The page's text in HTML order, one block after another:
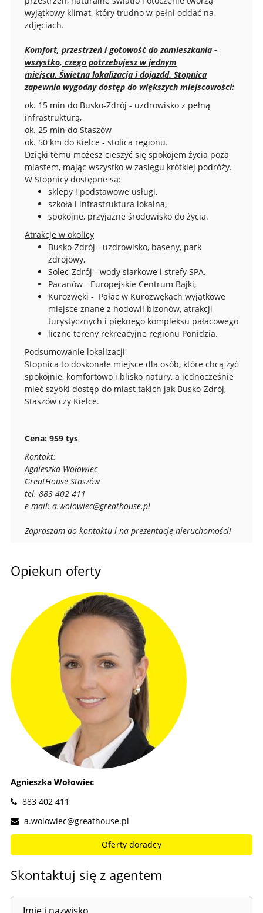
wyjątkowy klimat, który trudno w pełni oddać na
zdjęciach.
Komfort, przestrzeń i gotowość do zamieszkania -
wszystko, czego potrzebujesz w jednym
miejscu. Świetna lokalizacja i dojazdd. Stopnica
zapewnia wygodny dostęp do większych miejscowości:
ok. 15 min do Busko-Zdrój - uzdrowisko z pełną
infrastrukturą,
ok. 25 min do Staszów
ok. 50 km do Kielce - stolica regionu.
Dzięki temu możesz cieszyć się spokojem życia poza
miastem, mając wszystko w zasięgu krótkiej podróży.
W Stopnicy dostępne są:
sklepy i podstawowe usługi,
szkoła i infrastruktura lokalna,
spokojne, przyjazne środowisko do życia.
Atrakcje w okolicy
Busko-Zdrój - uzdrowisko, baseny, park
zdrojowy,
Solec-Zdrój - wody siarkowe i strefy SPA,
Pacanów - Europejskie Centrum Bajki,
Kurozwęki - Pałac w Kurozwękach wyjątkowe
miejsce znane z hodowli bizonów, atrakcji
turystycznych i pięknego kompleksu pałacowego
liczne tereny rekreacyjne regionu Ponidzia.
Podsumowanie lokalizacji
Stopnica to doskonałe miejsce dla osób, które chcą żyć
spokojnie, komfortowo i blisko natury, a jednocześnie
mieć szybki dostęp do miast takich jak Busko-Zdrój,
Staszów czy Kielce.
Cena: 959 tys
Kontakt:
Agnieszka Wołowiec
GreatHouse Staszów
tel. 883 402 411
e-mail: a.wolowiec@greathouse.pl
Zapraszam do kontaktu i na prezentację nieruchomości!
Opiekun oferty
Agnieszka Wołowiec
883 402 411
a.wolowiec@greathouse.pl
Oferty doradcy
Skontaktuj się z agentem